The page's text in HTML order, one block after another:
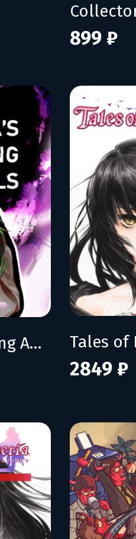
899 ₽
Mama's Sleeping Angels
2849 ₽